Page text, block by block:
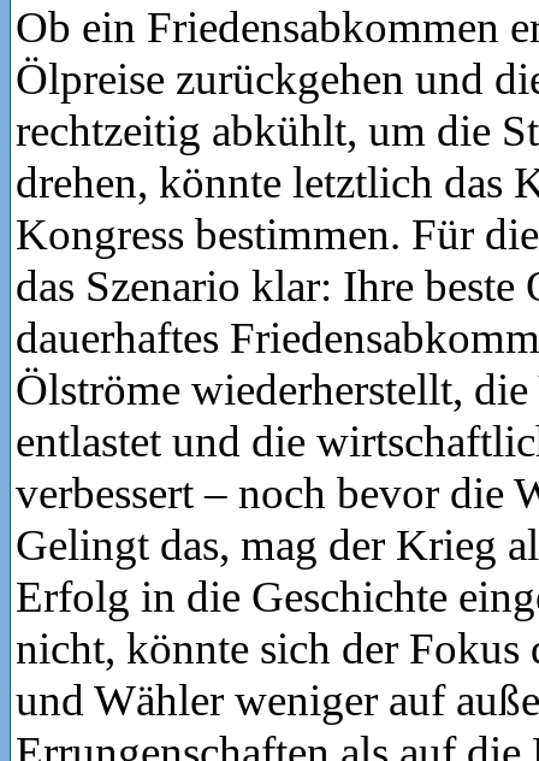
Ob ein Friedensabkommen
Ölpreise zurückgehen und
rechtzeitig abkühlt, um die
drehen, könnte letztlich das
Kongress bestimmen. Für
das Szenario klar: Ihre beste
dauerhaftes
Ölströme wiederherstellt, die
entlastet und die
verbessert – noch bevor die
Gelingt das, mag der Krieg
Erfolg in die Geschichte
nicht, könnte sich der Fokus
und Wähler weniger auf